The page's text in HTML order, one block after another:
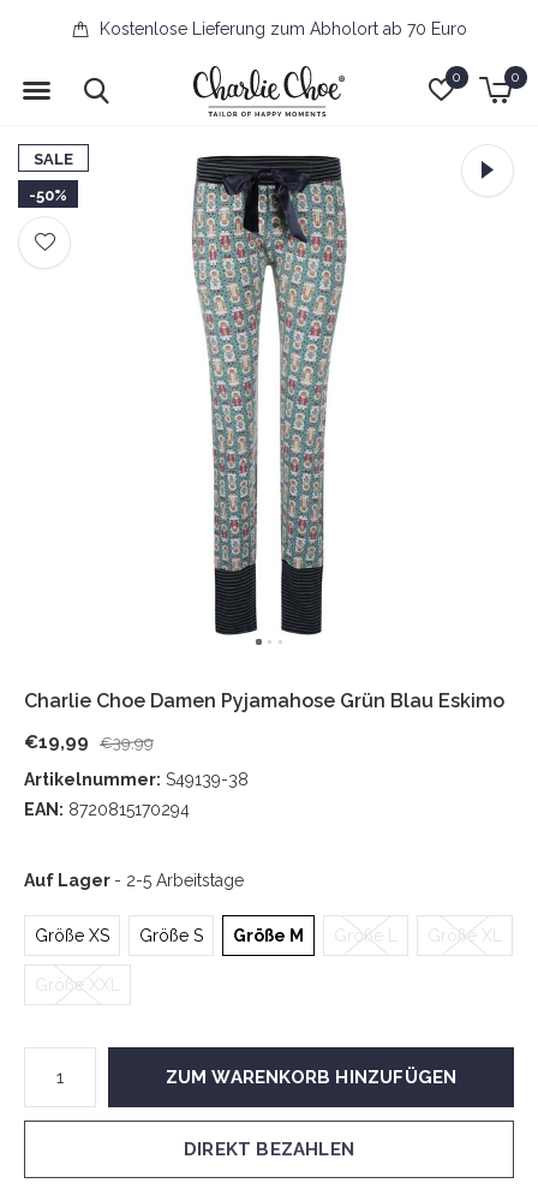
0 0
Kostenlose Lieferung zum Abholort ab 70 Euro
SALE
-50%
Charlie Choe Damen Pyjamahose Grün Blau Eskimo
€19,99 €39,99
Artikelnummer: S49139-38
EAN: 8720815170294
Auf Lager - 2-5 Arbeitstage
Größe XS Größe S Größe M Größe L Größe XL
Größe XXL
ZUM WARENKORB HINZUFÜGEN
DIREKT BEZAHLEN